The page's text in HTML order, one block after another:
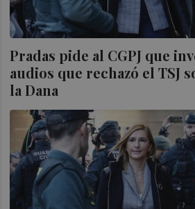
Pradas pide al CGPJ que
audios que rechazó el TSJ
la Dana